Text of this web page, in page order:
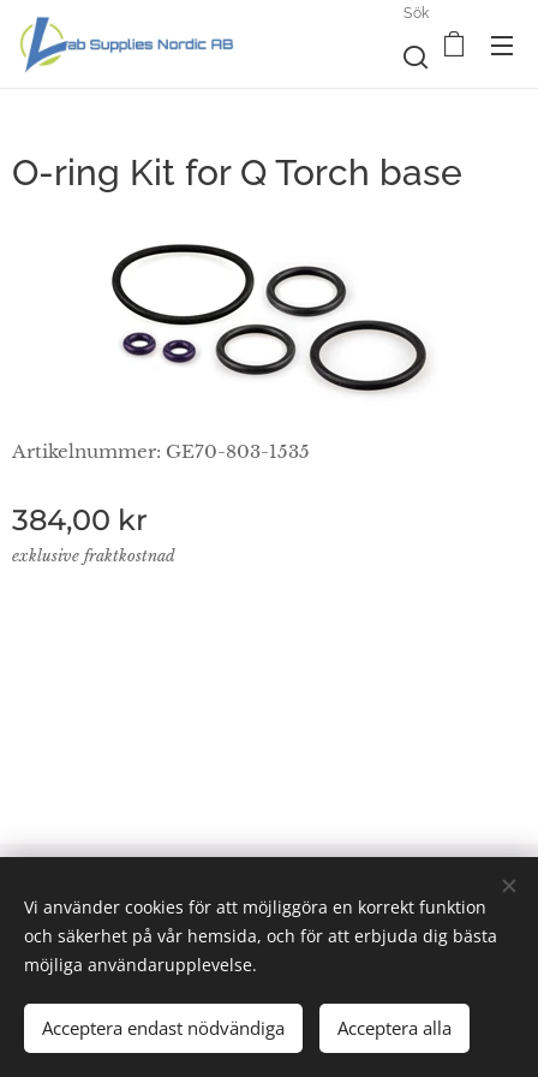
Sök
O-ring Kit for Q Torch base
Artikelnummer: GE70-803-1535
384,00 kr
exklusive fraktkostnad
LÄGG I KUNDVAGNEN
© 2024 Lab Supplies Nordic AB, VATnr SE559250124001,
PO BOX 2013, 800 02 Gävle
Email: info(@)labsuppliesnordic.se
Cookies
Vi använder cookies för att möjliggöra en korrekt funktion
och säkerhet på vår hemsida, och för att erbjuda dig bästa
möjliga användarupplevelse.
Acceptera endast nödvändiga Acceptera alla